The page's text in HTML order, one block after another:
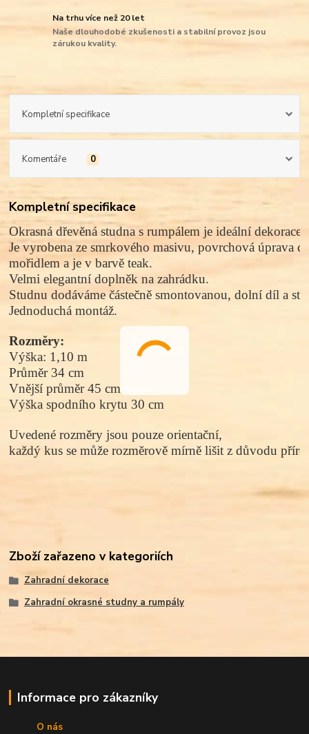
Na trhu více než 20 let
Naše dlouhodobé zkušenosti a stabilní provoz jsou
zárukou kvality.
Kompletní specifikace
Komentáře 0
Kompletní specifikace
Okrasná dřevěná studna s rumpálem je ideální dekorace
Je vyrobena ze smrkového masivu, povrchová úprava
mořidlem a je v barvě teak.
Velmi elegantní doplněk na zahrádku.
Studnu dodáváme částečně smontovanou, dolní díl a
Jednoduchá montáž.
Rozměry:
Výška: 1,10 m
Průměr 34 cm
Vnější průměr 45 cm
Výška spodního krytu 30 cm
Uvedené rozměry jsou pouze orientační,
každý kus se může rozměrově mírně lišit z důvodu
Zboží zařazeno v kategoriích
Zahradní dekorace
Zahradní okrasné studny a rumpály
Informace pro zákazníky
O nás